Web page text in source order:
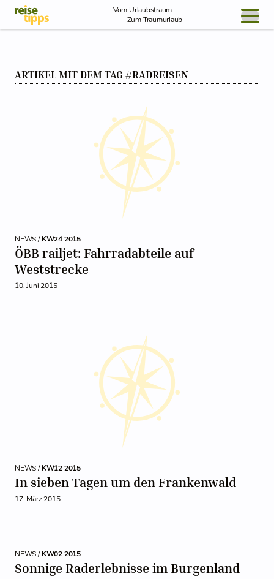
Skip to Content
Vom Urlaubstraum
Zum Traumurlaub
NEWS
ARTIKEL MIT DEM TAG #RADREISEN
NEWS /KW24 2015
ÖBB railjet: Fahrradabteile auf
Weststrecke
10. Juni 2015
NEWS /KW12 2015
In sieben Tagen um den Frankenwald
17. März 2015
NEWS /KW02 2015
Sonnige Raderlebnisse im Burgenland